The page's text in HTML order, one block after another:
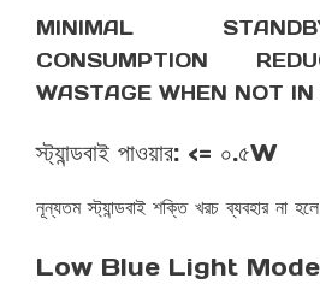
MINIMAL
CONSUMPTION
WASTAGE WHEN NOT IN
স্ট্যান্ডবাই পাওয়ার: <= ০.৫W
নূন্যতম স্ট্যান্ডবাই শক্তি খরচ ব্যবহার না
Low Blue Light